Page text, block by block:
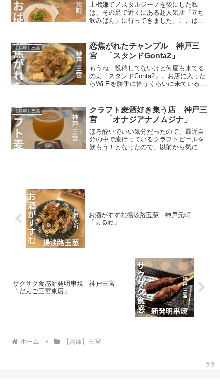
上機嫌でノスタルジーノを後にした私
は、その足で近くにある超人気店「立ち
飲みばん」に行ってきました。ここは金
何度も行かせてもらったお店です。最大
の特徴は異常なハイコスパ！
【兵庫】三宮
恋焦がれたチャンプル 神戸三
宮 「スタンドGonta2」
もうね、投稿してないけど何度も来てる
のよ「スタンドGonta2」。お店に入った
らWi-Fiを勝手に拾うくらいに来ている。
値する。しかもゴーヤチャンプルがあ
る！！
【兵庫】三宮
クラフト麦酒好き集う店 神戸三
宮 「オナジアナノムジナ」
ほろ酔いでいい気分だったので、最近自
分の中で流行っているクラフトビールを
飲もう！となったので、以前から気にな
お酒がすすむ揚淡路玉葱 神戸元町
「まるわ」
サクサク食感新発明串焼 神戸三宮
「だんご三宮東店」
ホーム 【兵庫】三宮